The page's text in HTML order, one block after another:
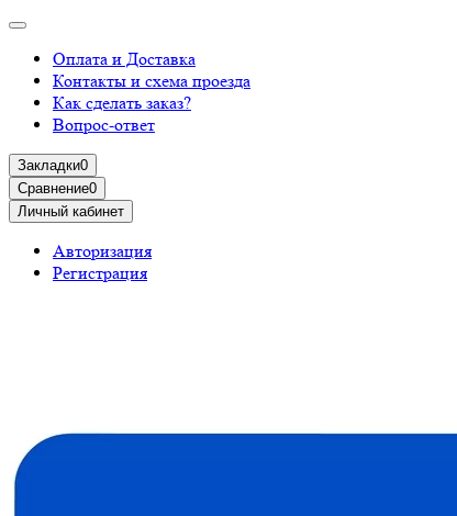
Оплата и Доставка
Контакты и схема проезда
Как сделать заказ?
Вопрос-ответ
Закладки0
Сравнение0
Личный кабинет
Авторизация
Регистрация